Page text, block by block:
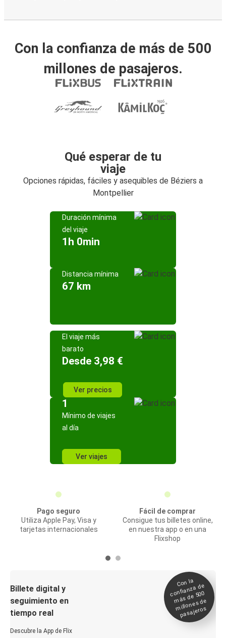
Con la confianza de más de 500
millones de pasajeros.
Qué esperar de tu
viaje
Opciones rápidas, fáciles y asequibles de Béziers a
Montpellier
Duración mínima
del viaje
1h 0min
Distancia mínima
67 km
El viaje más
barato
Desde 3,98 €
Ver precios
1
Mínimo de viajes
al día
Ver viajes
Pago seguro
Utiliza Apple Pay, Visa y
tarjetas internacionales
Fácil de comprar
Consigue tus billetes online,
en nuestra app o en una
Flixshop
Billete digital y
seguimiento en
tiempo real
Descubre la App de Flix
Con la
confianza de
más de 500
millones de
pasajeros